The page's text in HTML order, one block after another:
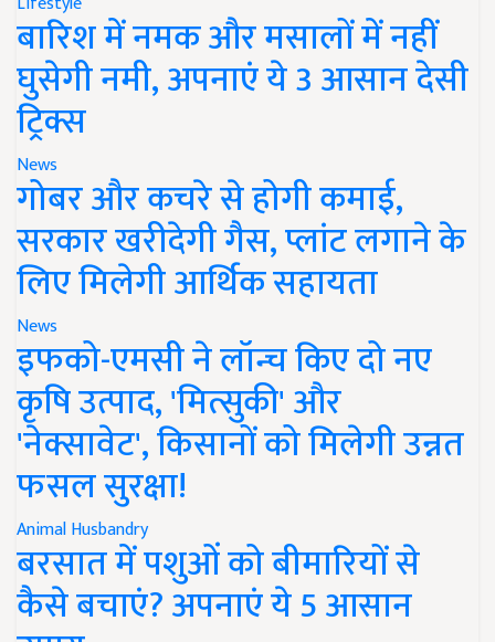
बारिश में नमक और मसालों में नहीं
घुसेगी नमी, अपनाएं ये 3 आसान देसी
ट्रिक्स
News
गोबर और कचरे से होगी कमाई,
सरकार खरीदेगी गैस, प्लांट लगाने के
लिए मिलेगी आर्थिक सहायता
News
इफको-एमसी ने लॉन्च किए दो नए
कृषि उत्पाद, 'मित्सुकी' और
'नेक्सावेट', किसानों को मिलेगी उन्नत
फसल सुरक्षा!
Animal Husbandry
बरसात में पशुओं को बीमारियों से
कैसे बचाएं? अपनाएं ये 5 आसान